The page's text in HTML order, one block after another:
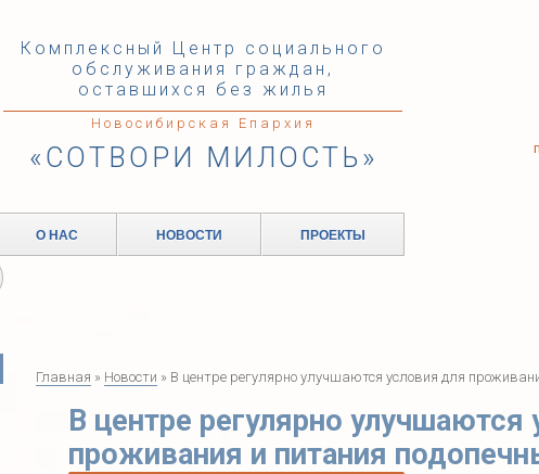
Комплексный Центр социального
обслуживания граждан,
оставшихся без жилья
Новосибирская Епархия
«СОТВОРИ МИЛОСТЬ»
О НАС НОВОСТИ ПРОЕКТЫ
Главная » Новости » В центре регулярно улучшаются условия для
В центре регулярно улучшаются
проживания и питания